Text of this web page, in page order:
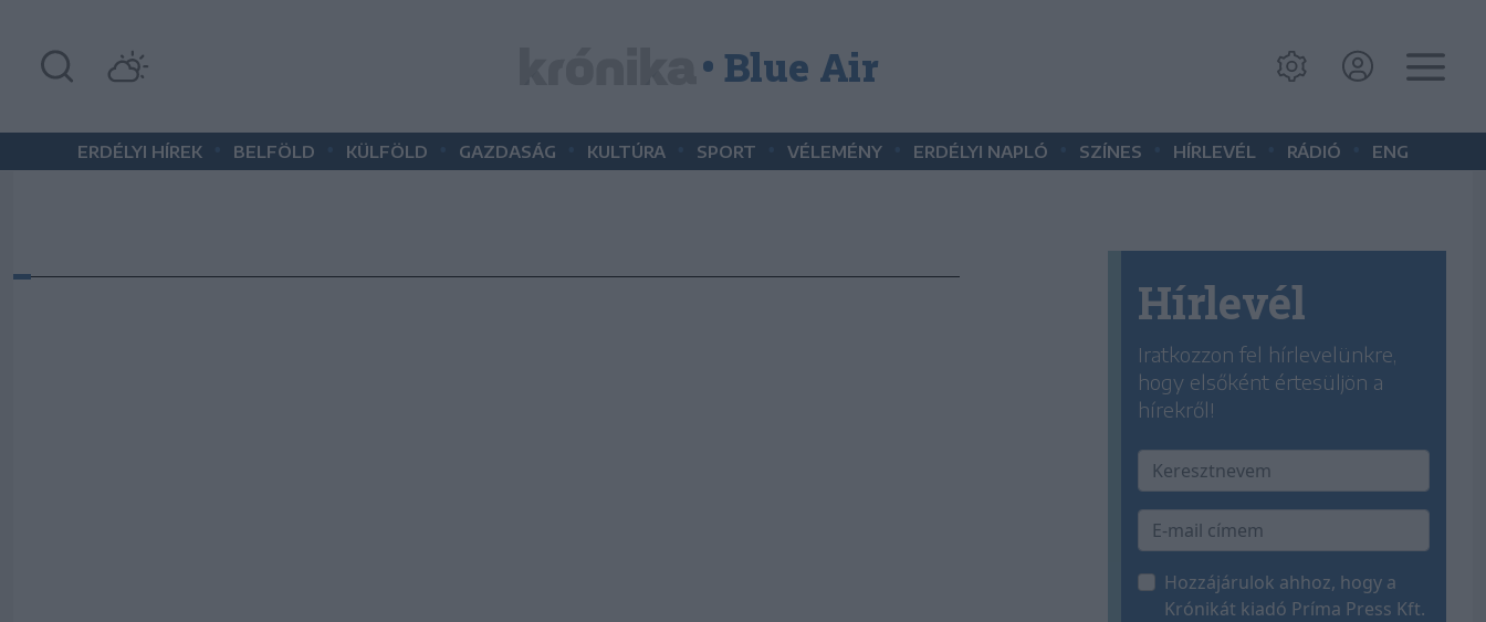
• Blue Air
ERDÉLYI HÍREK BELFÖLD KÜLFÖLD GAZDASÁG KULTÚRA SPORT VÉLEMÉNY ERDÉLYI NAPLÓ SZÍNES HÍRLEVÉL RÁDIÓ ENG
Hírlevél
Iratkozzon fel hírlevelünkre,
hogy elsőként értesüljön a
hírekről!
Hozzájárulok ahhoz, hogy a
Krónikát kiadó Príma Press Kft.